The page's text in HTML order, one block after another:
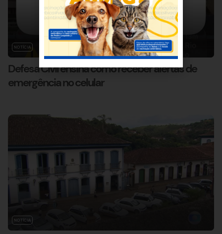
NOTÍCIA
Defesa Civil ensina como receber alertas de
emergência no celular
NOTÍCIA